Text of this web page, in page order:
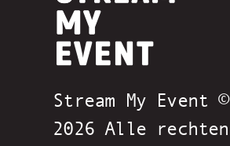
Stream My Event ©
2026 Alle rechten